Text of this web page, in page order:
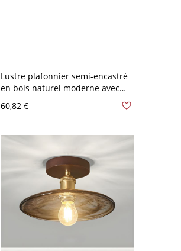
Lustre plafonnier semi-encastré
en bois naturel moderne avec
éclairage près du plafond - 110
60,82 €